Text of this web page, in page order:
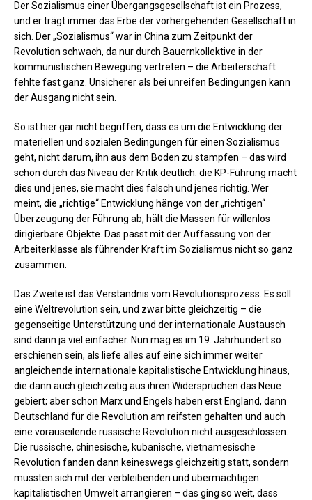
Der Sozialismus einer Übergangsgesellschaft ist ein Prozess,
und er trägt immer das Erbe der vorhergehenden Gesellschaft in
sich. Der „Sozialismus“ war in China zum Zeitpunkt der
Revolution schwach, da nur durch Bauernkollektive in der
kommunistischen Bewegung vertreten – die Arbeiterschaft
fehlte fast ganz. Unsicherer als bei unreifen Bedingungen kann
der Ausgang nicht sein.
So ist hier gar nicht begriffen, dass es um die Entwicklung der
materiellen und sozialen Bedingungen für einen Sozialismus
geht, nicht darum, ihn aus dem Boden zu stampfen – das wird
schon durch das Niveau der Kritik deutlich: die KP-Führung macht
dies und jenes, sie macht dies falsch und jenes richtig. Wer
meint, die „richtige“ Entwicklung hänge von der „richtigen“
Überzeugung der Führung ab, hält die Massen für willenlos
dirigierbare Objekte. Das passt mit der Auffassung von der
Arbeiterklasse als führender Kraft im Sozialismus nicht so ganz
zusammen.
Das Zweite ist das Verständnis vom Revolutionsprozess. Es soll
eine Weltrevolution sein, und zwar bitte gleichzeitig – die
gegenseitige Unterstützung und der internationale Austausch
sind dann ja viel einfacher. Nun mag es im 19. Jahrhundert so
erschienen sein, als liefe alles auf eine sich immer weiter
angleichende internationale kapitalistische Entwicklung hinaus,
die dann auch gleichzeitig aus ihren Widersprüchen das Neue
gebiert; aber schon Marx und Engels haben erst England, dann
Deutschland für die Revolution am reifsten gehalten und auch
eine vorauseilende russische Revolution nicht ausgeschlossen.
Die russische, chinesische, kubanische, vietnamesische
Revolution fanden dann keineswegs gleichzeitig statt, sondern
mussten sich mit der verbleibenden und übermächtigen
kapitalistischen Umwelt arrangieren – das ging so weit, dass